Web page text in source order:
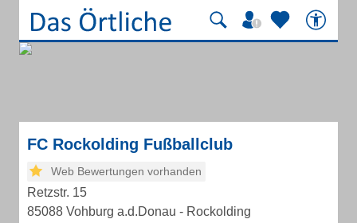
FC Rockolding Fußballclub
Web Bewertungen vorhanden
Retzstr. 15
85088 Vohburg a.d.Donau - Rockolding